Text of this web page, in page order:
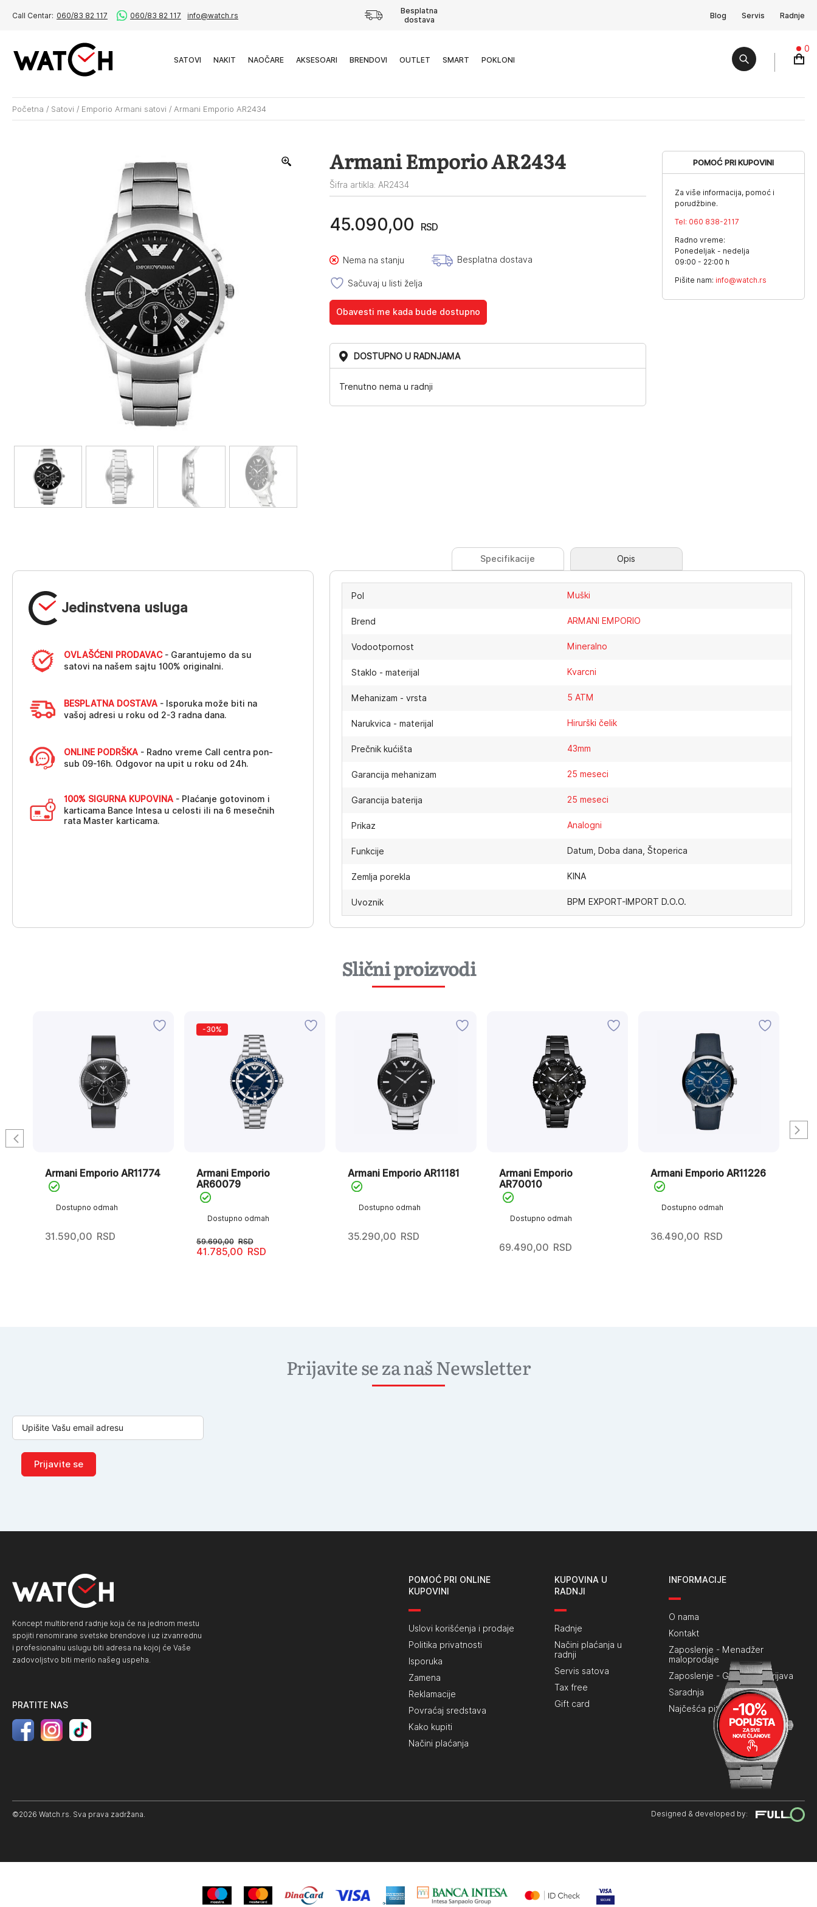
Call Centar: 060/83 82 117 060/83 82 117 info@watch.rs
Besplatna
dostava
Blog Servis Radnje
SATOVI NAKIT NAOČARE AKSESOARI BRENDOVI OUTLET SMART POKLONI
0
Početna / Satovi / Emporio Armani satovi / Armani Emporio AR2434
Armani Emporio AR2434
Šifra artikla: AR2434
45.090,00 RSD
Nema na stanju Besplatna dostava
Sačuvaj u listi želja
Obavesti me kada bude dostupno
DOSTUPNO U RADNJAMA
Trenutno nema u radnji
POMOĆ PRI KUPOVINI
Za više informacija, pomoć i
porudžbine.
Tel: 060 838-2117
Radno vreme:
Ponedeljak - nedelja
09:00 - 22:00 h
Pišite nam: info@watch.rs
Jedinstvena usluga
OVLAŠĆENI PRODAVAC- Garantujemo da su
satovi na našem sajtu 100% originalni.
BESPLATNA DOSTAVA - Isporuka može biti na
vašoj adresi u roku od 2-3 radna dana.
ONLINE PODRŠKA - Radno vreme Call centra pon-
sub 09-16h. Odgovor na upit u roku od 24h.
100% SIGURNA KUPOVINA - Plaćanje gotovinom i
karticama Bance Intesa u celosti ili na 6 mesečnih
rata Master karticama.
Specifikacije Opis
Pol Muški
Brend ARMANI EMPORIO
Vodootpornost Mineralno
Staklo - materijal Kvarcni
Mehanizam - vrsta 5 ATM
Narukvica - materijal Hirurški čelik
Prečnik kućišta 43mm
Garancija mehanizam 25 meseci
Garancija baterija 25 meseci
Prikaz Analogni
Funkcije Datum, Doba dana, Štoperica
Zemlja porekla KINA
Uvoznik BPM EXPORT-IMPORT D.O.O.
Slični proizvodi
Dostupno odmah
Armani Emporio AR11774
31.590,00 RSD
-30%
Dostupno odmah
Armani Emporio
AR60079
59.690,00 RSD
Originalna
41.785,00 RSD
Trenutna
Dostupno odmah
Armani Emporio AR11181
35.290,00 RSD
Dostupno odmah
Armani Emporio
AR70010
69.490,00 RSD
Dostupno odmah
Armani Emporio AR11226
36.490,00 RSD
Prijavite se za naš Newsletter
Prijavite se
Koncept multibrend radnje koja će na jednom mestu
spojiti renomirane svetske brendove i uz izvanrednu
i profesionalnu uslugu biti adresa na kojoj će Vaše
zadovoljstvo biti merilo našeg uspeha.
PRATITE NAS
POMOĆ PRI ONLINE
KUPOVINI
Uslovi korišćenja i prodaje
Politika privatnosti
Isporuka
Zamena
Reklamacije
Povraćaj sredstava
Kako kupiti
Načini plaćanja
KUPOVINA U
RADNJI
Radnje
Načini plaćanja u
radnji
Servis satova
Tax free
Gift card
INFORMACIJE
O nama
Kontakt
Zaposlenje - Menadžer
maloprodaje
Zaposlenje - Generalna prijava
Saradnja
Najčešća pitanja
©2026 Watch.rs. Sva prava zadržana. Designed & developed by: